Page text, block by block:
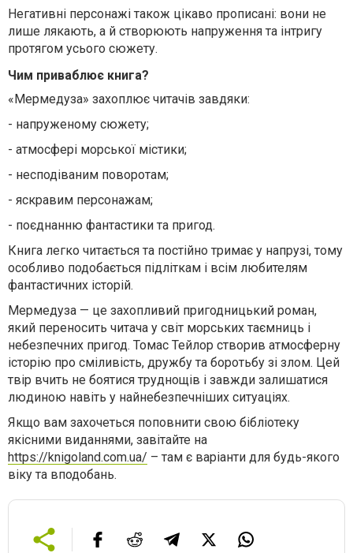
Негативні персонажі також цікаво прописані: вони не
лише лякають, а й створюють напруження та інтригу
протягом усього сюжету.
Чим приваблює книга?
«Мермедуза» захоплює читачів завдяки:
- напруженому сюжету;
- атмосфері морської містики;
- несподіваним поворотам;
- яскравим персонажам;
- поєднанню фантастики та пригод.
Книга легко читається та постійно тримає у напрузі, тому
особливо подобається підліткам і всім любителям
фантастичних історій.
Мермедуза — це захопливий пригодницький роман,
який переносить читача у світ морських таємниць і
небезпечних пригод. Томас Тейлор створив атмосферну
історію про сміливість, дружбу та боротьбу зі злом. Цей
твір вчить не боятися труднощів і завжди залишатися
людиною навіть у найнебезпечніших ситуаціях.
Якщо вам захочеться поповнити свою бібліотеку
якісними виданнями, завітайте на
https://knigoland.com.ua/ – там є варіанти для будь-якого
віку та вподобань.